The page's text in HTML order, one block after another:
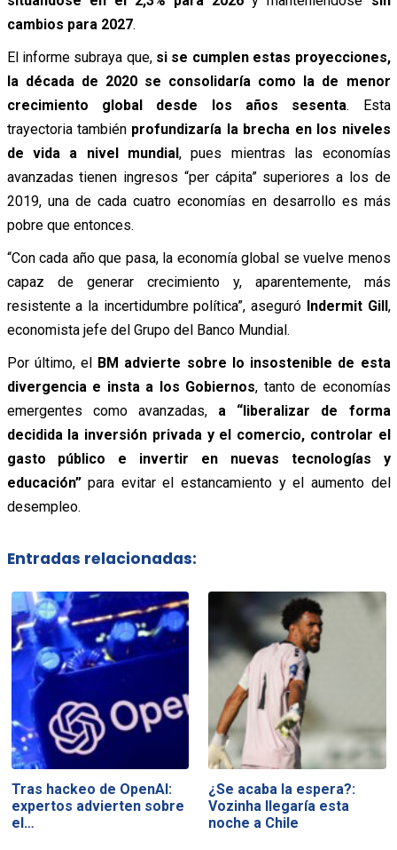
cambios para 2027.
El informe subraya que, si se cumplen estas proyecciones,
la década de 2020 se consolidaría como la de menor
crecimiento global desde los años sesenta. Esta
trayectoria también profundizaría la brecha en los niveles
de vida a nivel mundial , pues mientras las economías
avanzadas tienen ingresos “per cápita” superiores a los de
2019, una de cada cuatro economías en desarrollo es más
pobre que entonces.
“Con cada año que pasa, la economía global se vuelve menos
capaz de generar crecimiento y, aparentemente, más
resistente a la incertidumbre política”, aseguró Indermit Gill ,
economista jefe del Grupo del Banco Mundial.
Por último, el
BM advierte sobre lo insostenible de esta
divergencia e insta a los Gobiernos, tanto de economías
emergentes como avanzadas, a “liberalizar de forma
decidida la inversión privada y el comercio, controlar el
gasto público e invertir en nuevas tecnologías y
educación”para evitar el estancamiento y el aumento del
desempleo.
Entradas relacionadas:
Tras hackeo de OpenAI:
expertos advierten sobre
el…
¿Se acaba la espera?:
Vozinha llegaría esta
noche a Chile